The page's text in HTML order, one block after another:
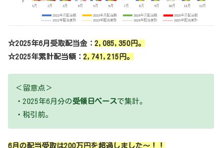
☆2025年6月受取配当金： 2,085,350 円。
☆2025年累計配当額： 2,741,215円 。
＜留意点＞
・2025年6月分の受領日ベースで集計。
・税引前。
6月の配当受取は200万円を超過しました～！！